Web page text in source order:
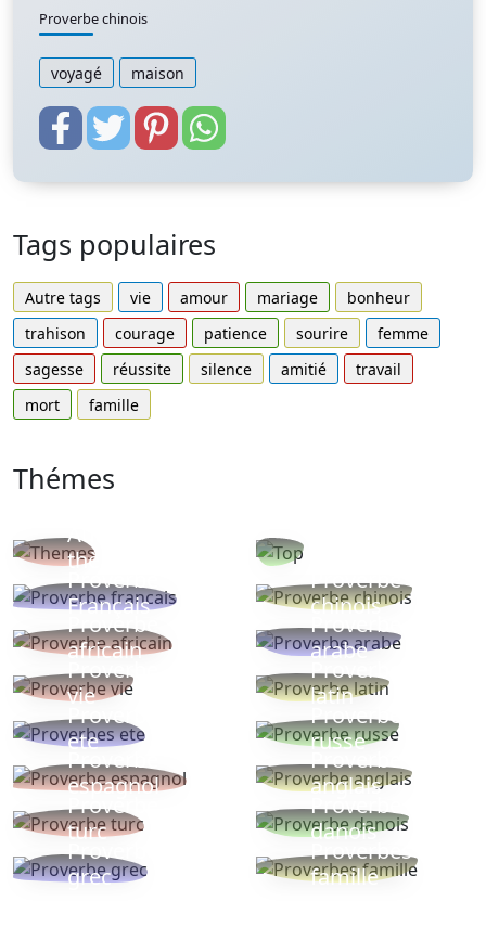
Proverbe chinois
voyagé maison
Tags populaires
Autre tags vie amour mariage
bonheur
trahison
courage patience sourire
femme
sagesse
réussite silence amitié
travail
mort
famille
Thémes
Autres
thèmes
Proverbe
Français
Proverbe
chinois
Proverbe
africain
Proverbe
arabe
Proverbe
vie
Proverbe
latin
Proverbes
ete
Proverbe
russe
Proverbe
espagnol
Proverbe
anglais
Proverbe
turc
Proverbe
danois
Proverbe
grec
Proverbes
famille